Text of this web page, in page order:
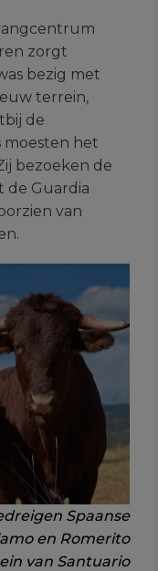
zorgt
bezig met
terrein,
de
moesten het
bezoeken de
de Guardia
van
Spaanse
en Romerito
van Santuario